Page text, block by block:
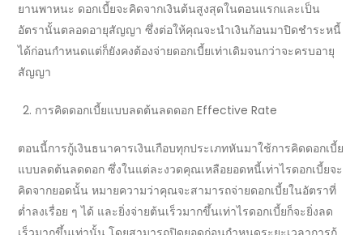
ยานพาหนะ ดอกเบี้ยจะคิดจากเงินต้นสูงสุดในตอนแรกและเป็น
อัตรานั้นตลอดอายุสัญญา ซึ่งต่อให้คุณจะนำเงินก้อนมาปิดชำระหนี้
ได้ก่อนกำหนดแต่ก็ยังคงต้องจ่ายดอกเบี้ยเท่าเดิมจนกว่าจะครบอายุ
สัญญา
การคิดดอกเบี้ยแบบลดต้นลดดอก Effective Rate
ตอนนี้การกู้เงินธนาคารเงินเกือบทุกประเภทหันมาใช้การคิดดอกเบี้ย
แบบลดต้นลดดอก ซึ่งในแต่ละงวดคุณเหลือยอดหนี้เท่าไรดอกเบี้ยจะ
คิดจากยอดนั้น หมายความว่าคุณจะสามารถจ่ายดอกเบี้ยในอัตราที่
ต่ำลงเรื่อย ๆ ได้ และยิ่งจ่ายต้นเร็วมากขึ้นเท่าไรดอกเบี้ยก็จะยิ่งลด